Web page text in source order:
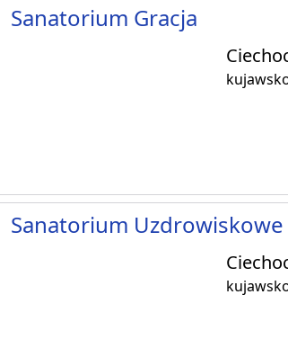
Sanatorium Gracja
Sanatorium Uzdrowiskowe